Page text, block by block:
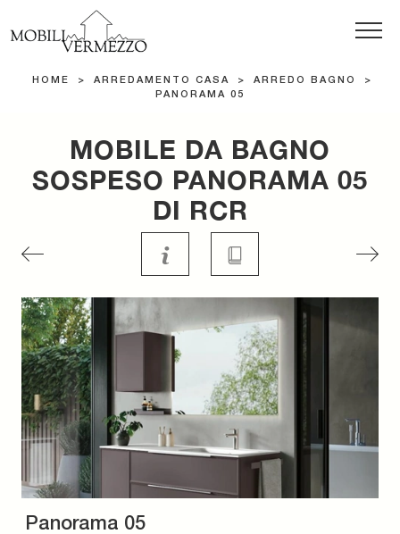
HOME > ARREDAMENTO CASA > ARREDO BAGNO
>
PANORAMA 05
MOBILE DA BAGNO
SOSPESO PANORAMA 05
DI RCR
Panorama 05